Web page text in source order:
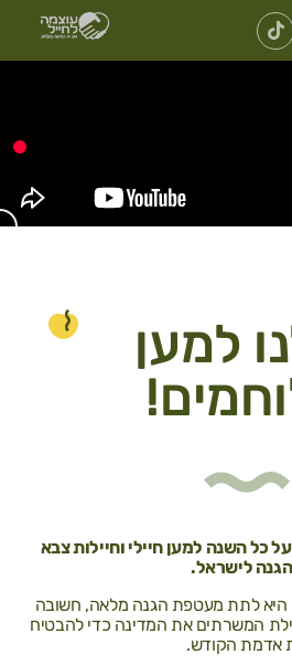
למען
כל השנה למען חיילי וחיילות צבא
לישראל.
היא לתת מעטפת הגנה מלאה, חשובה
המשרתים את המדינה כדי להבטיח
אדמת הקודש.